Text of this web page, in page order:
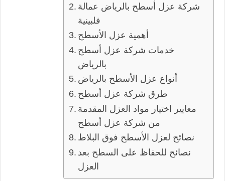
شركة عزل أسطح بالرياض عمالة
فلبينية
أهمية عزل الأسطح
خدمات شركة عزل أسطح
بالرياض
أنواع عزل الأسطح بالرياض
طرق شركة عزل أسطح
معايير اختيار مواد العزل المقدمة
من شركة عزل أسطح
نصائح لعزل الأسطح فوق البلاط
نصائح للحفاظ على السطح بعد
العزل